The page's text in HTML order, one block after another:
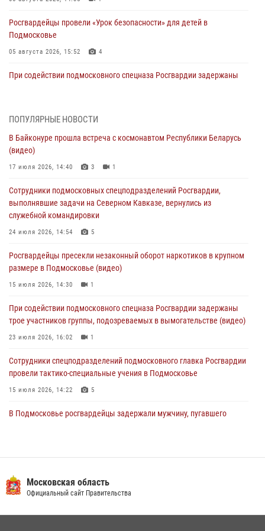
Росгвардейцы провели «Урок безопасности» для детей в
Подмосковье
05 августа 2026, 15:52 4
При содействии подмосковного спецназа Росгвардии задержаны
05 августа 2026, 15:48 1
Сотрудники спецподразделения подмосковного главка Росгвардии
отработали навыки огневой подготовки на комплексных учениях
04 августа 2026, 12:21
За прошедший месяц росгвардейцы 7386 раз выезжали по
сигналам «Тревога» с охраняемых объектов в Подмосковье
04 августа 2026, 12:15
(видео)
03 августа 2026, 15:32 1
«семейным подрядом» в Подмосковье (видео)
03 августа 2026, 15:08
ПОПУЛЯРНЫЕ НОВОСТИ
В Байконуре прошла встреча с космонавтом Республики Беларусь
(видео)
17 июля 2026, 14:40 3 1
Сотрудники подмосковных спецподразделений Росгвардии,
выполнявшие задачи на Северном Кавказе, вернулись из
служебной командировки
24 июля 2026, 14:54 5
Росгвардейцы пресекли незаконный оборот наркотиков в крупном
размере в Подмосковье (видео)
15 июля 2026, 14:30 1
При содействии подмосковного спецназа Росгвардии задержаны
трое участников группы, подозреваемых в вымогательстве (видео)
23 июля 2026, 16:02 1
Сотрудники спецподразделений подмосковного главка Росгвардии
провели тактико-специальные учения в Подмосковье
15 июля 2026, 14:22 5
В Подмосковье росгвардейцы задержали мужчину, пугавшего
федеральном розыске (видео)
22 июля 2026, 14:15 1
Московская область
Официальный сайт Правительства